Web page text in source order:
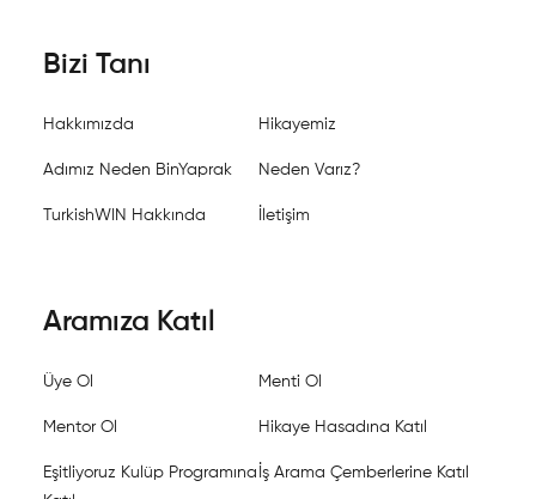
Bizi Tanı
Hakkımızda Hikayemiz
Adımız Neden BinYaprak Neden Varız?
TurkishWIN Hakkında İletişim
Aramıza Katıl
Üye Ol Menti Ol
Mentor Ol Hikaye Hasadına Katıl
Eşitliyoruz Kulüp Programına İş Arama Çemberlerine Katıl